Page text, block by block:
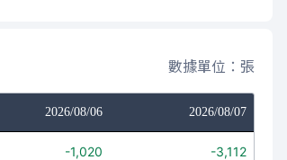
數據單位：張
2026/08/06 2026/08/07
-1,020 -3,112